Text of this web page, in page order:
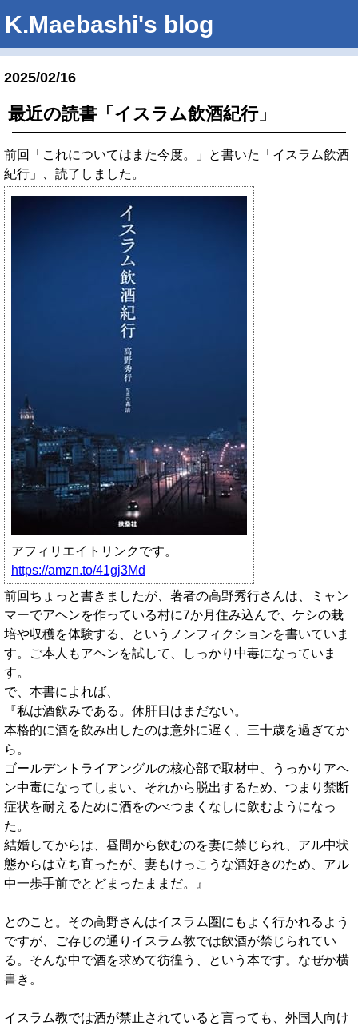
K.Maebashi's blog
2025/02/16
最近の読書「イスラム飲酒紀行」
前回「これについてはまた今度。」と書いた「イスラム飲酒
紀行」、読了しました。
アフィリエイトリンクです。
https://amzn.to/41gj3Md
前回ちょっと書きましたが、著者の高野秀行さんは、ミャン
マーでアヘンを作っている村に7か月住み込んで、ケシの栽
培や収穫を体験する、というノンフィクションを書いていま
す。ご本人もアヘンを試して、しっかり中毒になっていま
す。
で、本書によれば、
『私は酒飲みである。休肝日はまだない。
本格的に酒を飲み出したのは意外に遅く、三十歳を過ぎてか
ら。
ゴールデントライアングルの核心部で取材中、うっかりアヘ
ン中毒になってしまい、それから脱出するため、つまり禁断
症状を耐えるために酒をのべつまくなしに飲むようになっ
た。
結婚してからは、昼間から飲むのを妻に禁じられ、アル中状
態からは立ち直ったが、妻もけっこうな酒好きのため、アル
中一歩手前でとどまったままだ。』
とのこと。その高野さんはイスラム圏にもよく行かれるよう
ですが、ご存じの通りイスラム教では飲酒が禁じられてい
る。そんな中で酒を求めて彷徨う、という本です。なぜか横
書き。
イスラム教では酒が禁止されていると言っても、外国人向け